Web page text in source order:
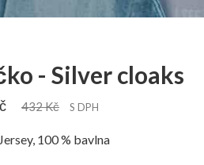
- Silver cloaks
432 Kč S DPH
100 % bavlna